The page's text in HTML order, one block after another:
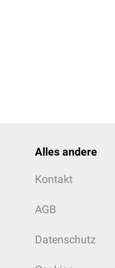
Alles andere
Kontakt
AGB
Datenschutz